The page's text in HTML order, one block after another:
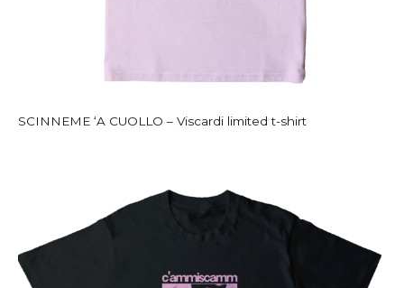
SCINNEME ‘A CUOLLO – Viscardi limited t-shirt